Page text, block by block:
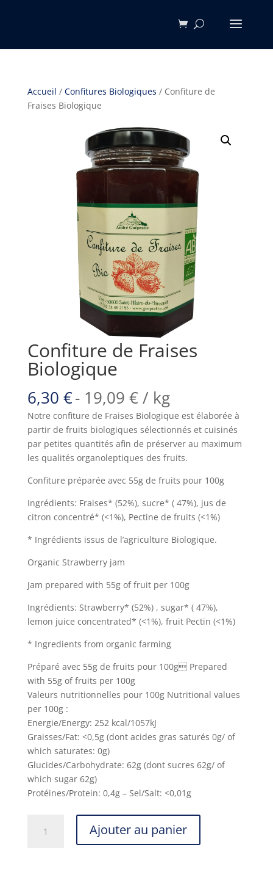
Accueil / Confitures Biologiques / Confiture de
Fraises Biologique
Confiture de Fraises
Biologique
6,30 €- 19,09 €/ kg
Notre confiture de Fraises Biologique est élaborée à
partir de fruits biologiques sélectionnés et cuisinés
par petites quantités afin de préserver au maximum
les qualités organoleptiques des fruits.
Confiture préparée avec 55g de fruits pour 100g
Ingrédients: Fraises* (52%), sucre* ( 47%), jus de
citron concentré* (<1%), Pectine de fruits (<1%)
* Ingrédients issus de l’agriculture Biologique.
Organic Strawberry jam
Jam prepared with 55g of fruit per 100g
Ingrédients: Strawberry* (52%) , sugar* ( 47%),
lemon juice concentrated* (<1%), fruit Pectin (<1%)
* Ingredients from organic farming
Préparé avec 55g de fruits pour 100g Prepared
with 55g of fruits per 100g
Valeurs nutritionnelles pour 100g Nutritional values
per 100g :
Energie/Energy: 252 kcal/1057kJ
Graisses/Fat: <0,5g (dont acides gras saturés 0g/ of
which saturates: 0g)
Glucides/Carbohydrate: 62g (dont sucres 62g/ of
which sugar 62g)
Protéines/Protein: 0,4g – Sel/Salt: <0,01g
Ajouter au panier